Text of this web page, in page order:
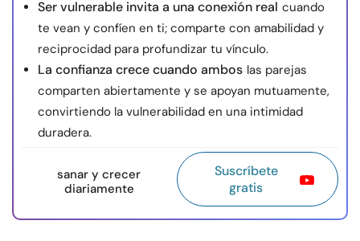
Ser vulnerable invita a una conexión real cuando
te vean y confíen en ti; comparte con amabilidad y
reciprocidad para profundizar tu vínculo.
La confianza crece cuando ambos las parejas
comparten abiertamente y se apoyan mutuamente,
convirtiendo la vulnerabilidad en una intimidad
duradera.
sanar y crecer
diariamente
Suscríbete
gratis